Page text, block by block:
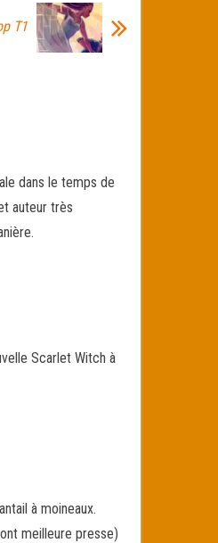
T1
dans le temps de
auteur très
Scarlet Witch à
à moineaux.
meilleure presse)